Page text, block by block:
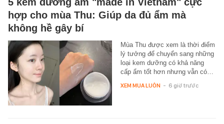
hợp cho mùa Thu: Giúp da đủ ẩm mà
không hề gây bí
Mùa Thu được xem là thời điểm
lý tưởng để chuyển sang những
loại kem dưỡng có khả năng
cấp ẩm tốt hơn nhưng vẫn có…
XEM MUA LUÔN - 6 giờ trước